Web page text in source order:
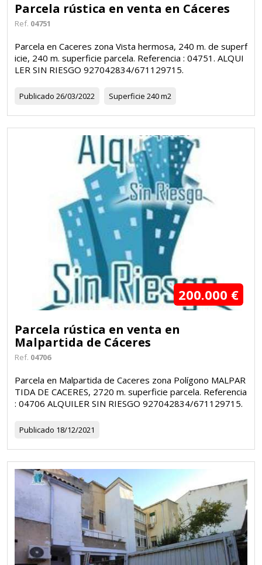
Parcela rústica en venta en Cáceres
Ref. 04751
Parcela en Caceres zona Vista hermosa, 240 m. de superf
icie, 240 m. superficie parcela. Referencia : 04751. ALQUI
LER SIN RIESGO 927042834/671129715.
Publicado 26/03/2022 Superficie 240 m2
200.000 €
Parcela rústica en venta en
Malpartida de Cáceres
Ref. 04706
Parcela en Malpartida de Caceres zona Polígono MALPAR
TIDA DE CACERES, 2720 m. superficie parcela. Referencia
: 04706 ALQUILER SIN RIESGO 927042834/671129715.
Publicado 18/12/2021